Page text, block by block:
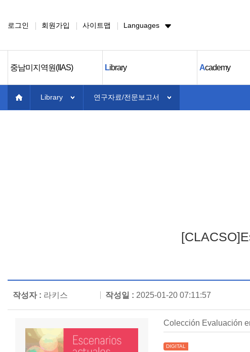
로그인 회원가입 사이트맵 Languages
중남미지역원(IIAS) Library Academy
Library 연구자료/전문보고서
작성자 : 라키스 작성일 : 2025-01-20 07:11:57
Colección Evaluación
DIGITAL